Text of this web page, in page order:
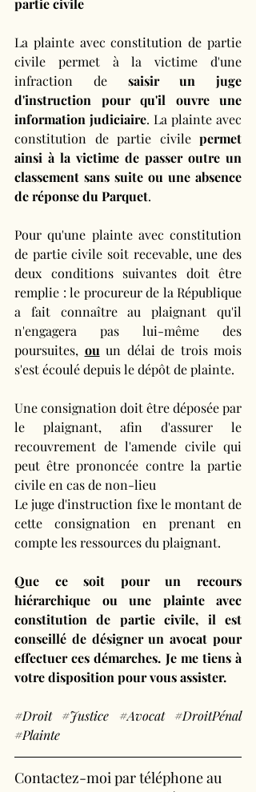
partie civile
La plainte avec constitution de partie
civile permet à la victime d'une
infraction de saisir un juge
d'instruction pour qu'il ouvre une
information judiciaire. La plainte avec
constitution de partie civile permet
ainsi à la victime de passer outre un
classement sans suite ou une absence
de réponse du Parquet.
Pour qu'une plainte avec constitution
de partie civile soit recevable, une des
deux conditions suivantes doit être
remplie : le procureur de la République
a fait connaître au plaignant qu'il
n'engagera pas lui-même des
poursuites, ou un délai de trois mois
s'est écoulé depuis le dépôt de plainte.
Une consignation doit être déposée par
le plaignant, afin d'assurer le
recouvrement de l'amende civile qui
peut être prononcée contre la partie
civile en cas de non-lieu
Le juge d'instruction fixe le montant de
cette consignation en prenant en
compte les ressources du plaignant.
Que ce soit pour un recours
hiérarchique ou une plainte avec
constitution de partie civile, il est
conseillé de désigner un avocat pour
effectuer ces démarches. Je me tiens à
votre disposition pour vous assister.
#Droit #Justice #Avocat
#DroitPénal
#Plainte
Contactez-moi par téléphone au